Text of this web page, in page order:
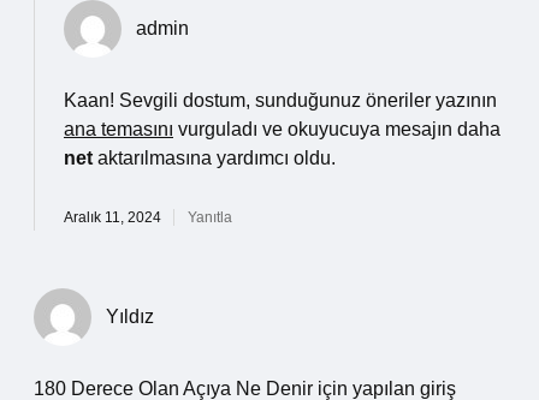
admin
Kaan! Sevgili dostum, sunduğunuz öneriler yazının
ana temasını vurguladı ve okuyucuya mesajın daha
net aktarılmasına yardımcı oldu.
Aralık 11, 2024 Yanıtla
Yıldız
180 Derece Olan Açıya Ne Denir için yapılan giriş